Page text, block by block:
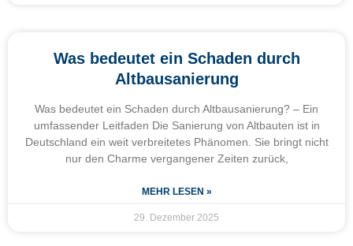
Was bedeutet ein Schaden durch
Altbausanierung
Was bedeutet ein Schaden durch Altbausanierung? – Ein
umfassender Leitfaden Die Sanierung von Altbauten ist in
Deutschland ein weit verbreitetes Phänomen. Sie bringt nicht
nur den Charme vergangener Zeiten zurück,
MEHR LESEN »
29. Dezember 2025